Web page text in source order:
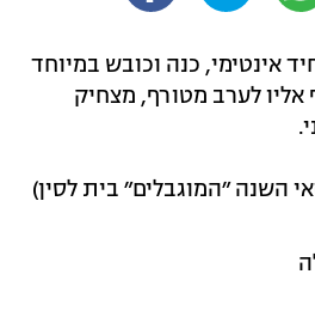
אינטימי, כנה וכובש במיוחד
אליו לערב מטורף, מצחיק
השנה ״המוגבלים״ בית לסין)